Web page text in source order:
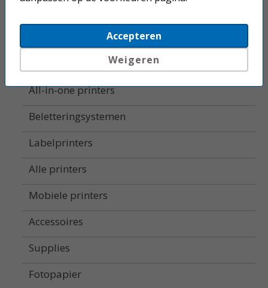
All-in-one printers
Beletteringsystemen
Labelprinters
Alle printers
Mobiele printers
Accessoires
Supplies
Fotopapier
Accepteren
Weigeren